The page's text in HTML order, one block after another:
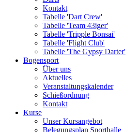
Kontakt
Tabelle 'Dart Crew'
Tabelle 'Team 43iger'
Tabelle 'Tripple Bonsai'
Tabelle 'Flight Club'
Tabelle 'The Gypsy Darter'
Bogensport
Über uns
Aktuelles
Veranstaltungskalender
Schießordnung
Kontakt
Kurse
Unser Kursangebot
Belegungsplan Sporthalle